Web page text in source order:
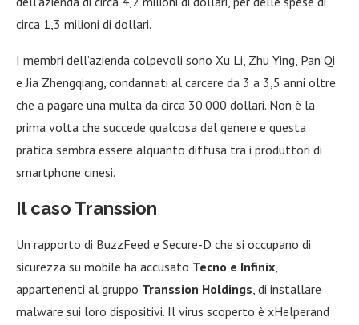
circa 1,3 milioni di dollari.
I membri dell’azienda colpevoli sono Xu Li, Zhu Ying, Pan Qi
e Jia Zhengqiang, condannati al carcere da 3 a 3,5 anni oltre
che a pagare una multa da circa 30.000 dollari. Non è la
prima volta che succede qualcosa del genere e questa
pratica sembra essere alquanto diffusa tra i produttori di
smartphone cinesi.
Il caso Transsion
Un rapporto di BuzzFeed e Secure-D che si occupano di
sicurezza su mobile ha accusato Tecno e Infinix,
appartenenti al gruppo Transsion Holdings, di installare
malware sui loro dispositivi. Il virus scoperto è xHelperand